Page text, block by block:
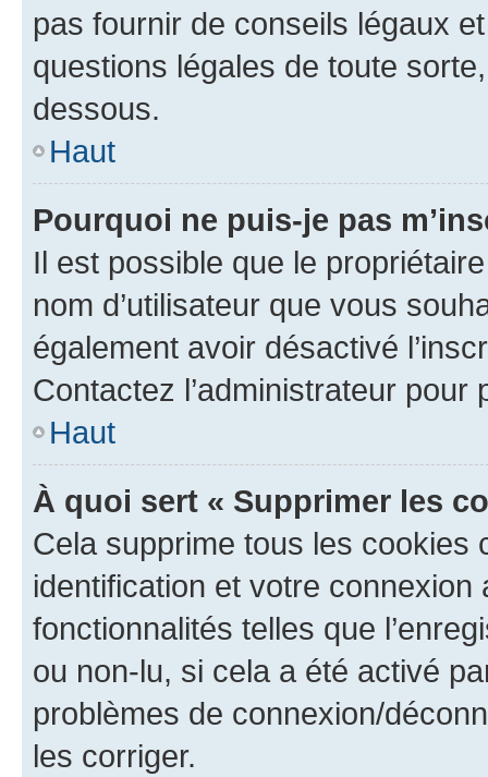
pas fournir de conseils légaux
questions légales de toute
dessous.
Haut
Pourquoi ne puis-je pas
Il est possible que le
nom d’utilisateur que vous
également avoir désactivé
Contactez l’administrateur
Haut
À quoi sert « Supprimer les
Cela supprime tous les cookies
identification et votre
fonctionnalités telles que
ou non-lu, si cela a été activé
problèmes de connexion/
les corriger.